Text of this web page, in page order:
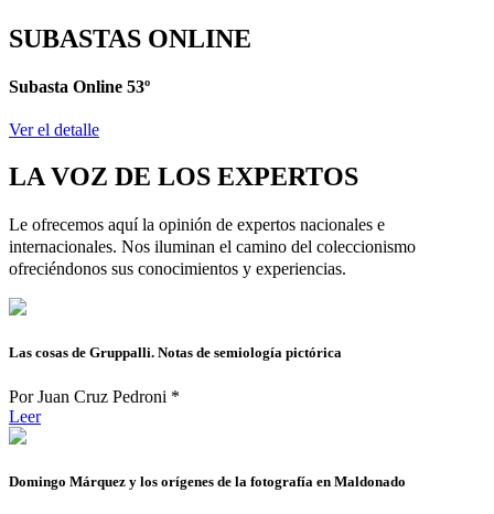
SUBASTAS ONLINE
Subasta Online 53º
Ver el detalle
LA VOZ DE LOS EXPERTOS
Le ofrecemos aquí la opinión de expertos nacionales e
internacionales. Nos iluminan el camino del coleccionismo
ofreciéndonos sus conocimientos y experiencias.
Las cosas de Gruppalli. Notas de semiología pictórica
Por Juan Cruz Pedroni *
Leer
Domingo Márquez y los orígenes de la fotografía en Maldonado